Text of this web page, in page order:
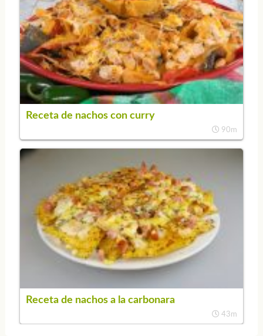
Receta de nachos con curry
90m
Receta de nachos a la carbonara
43m